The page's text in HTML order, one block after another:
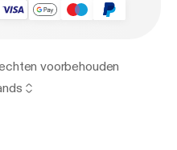
voorbehouden